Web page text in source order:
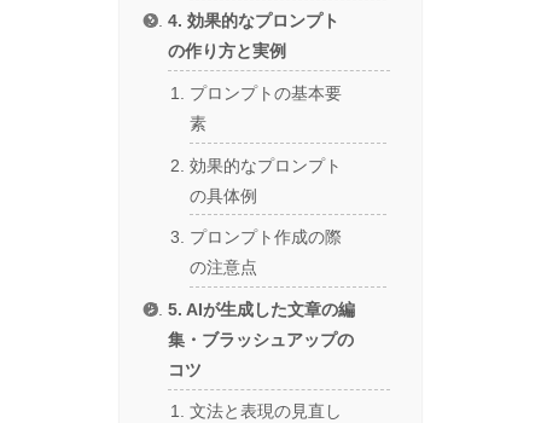
4. 効果的なプロンプト
の作り方と実例
プロンプトの基本要
素
効果的なプロンプト
の具体例
プロンプト作成の際
の注意点
5. AIが生成した文章の編
集・ブラッシュアップの
コツ
文法と表現の見直し